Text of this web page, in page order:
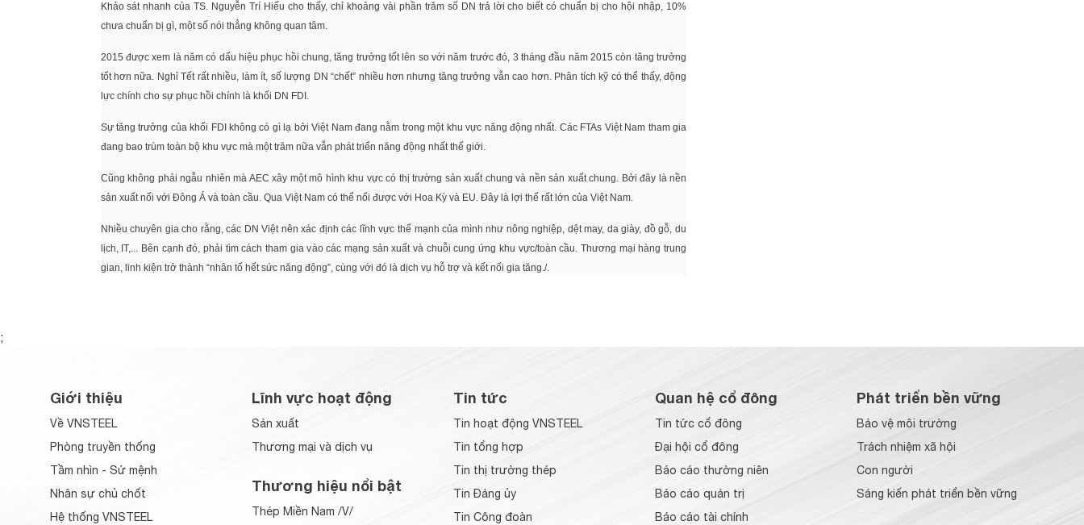
Khảo sát nhanh của TS. Nguyễn Trí Hiếu cho thấy, chỉ khoảng vài phần trăm số DN trả lời cho biết có chuẩn bị cho hội nhập, 10%
chưa chuẩn bị gì, một số nói thẳng không quan tâm.
2015 được xem là năm có dấu hiệu phục hồi chung, tăng trưởng tốt lên so với năm trước đó, 3 tháng đầu năm 2015 còn tăng trưởng
tốt hơn nữa. Nghỉ Tết rất nhiều, làm ít, số lượng DN “chết” nhiều hơn nhưng tăng trưởng vẫn cao hơn. Phân tích kỹ có thể thấy, động
lực chính cho sự phục hồi chính là khối DN FDI.
Sự tăng trưởng của khối FDI không có gì lạ bởi Việt Nam đang nằm trong một khu vực năng động nhất. Các FTAs Việt Nam tham gia
đang bao trùm toàn bộ khu vực mà một trăm nữa vẫn phát triển năng động nhất thế giới.
Cũng không phải ngẫu nhiên mà AEC xây một mô hình khu vực có thị trường sản xuất chung và nền sản xuất chung. Bởi đây là nền
sản xuất nối với Đông Á và toàn cầu. Qua Việt Nam có thể nối được với Hoa Kỳ và EU. Đây là lợi thế rất lớn của Việt Nam.
Nhiều chuyên gia cho rằng, các DN Việt nên xác định các lĩnh vực thế mạnh của mình như nông nghiệp, dệt may, da giày, đồ gỗ, du
lịch, IT,... Bên cạnh đó, phải tìm cách tham gia vào các mạng sản xuất và chuỗi cung ứng khu vực/toàn cầu. Thương mại hàng trung
gian, linh kiện trở thành “nhân tố hết sức năng động”, cùng với đó là dịch vụ hỗ trợ và kết nối gia tăng./.
;
Giới thiệu
Về VNSTEEL
Phòng truyền thống
Tầm nhìn - Sứ mệnh
Nhân sự chủ chốt
Hệ thống VNSTEEL
Lĩnh vực hoạt động
Sản xuất
Thương mại và dịch vụ
Thương hiệu nổi bật
Thép Miền Nam /V/
Tin tức
Tin hoạt động VNSTEEL
Tin tổng hợp
Tin thị trường thép
Tin Đảng ủy
Tin Công đoàn
Quan hệ cổ đông
Tin tức cổ đông
Đại hội cổ đông
Báo cáo thường niên
Báo cáo quản trị
Báo cáo tài chính
Phát triển bền vững
Bảo vệ môi trường
Trách nhiệm xã hội
Con người
Sáng kiến phát triển bền vững